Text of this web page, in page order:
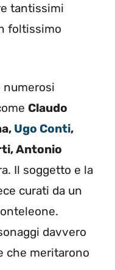
tantissimi
foltissimo
numerosi
Claudo
Ugo Conti,
Antonio
Il soggetto e la
curati da un
davvero
che meritarono